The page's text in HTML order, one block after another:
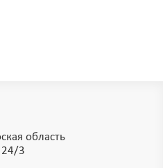
область
24/3